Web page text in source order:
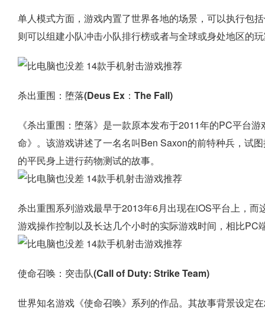
单人模式方面，游戏内置了世界各地的场景，可以执行包
则可以组建小队冲击小队排行榜或者与全球或身处地区的
杀出重围：堕落(Deus Ex：The Fall)
《杀出重围：堕落》是一款原本发布于2011年的PC平台
命》。该游戏讲述了一名名叫Ben Saxon的前特种兵，试
的平民身上进行药物测试的故事。
杀出重围系列游戏最早于2013年6月出现在iOS平台上，
游戏操作控制以及长达几个小时的实际游戏时间，相比PC
使命召唤：突击队(Call of Duty: Strike Team)
世界知名游戏《使命召唤》系列的作品。其故事背景设定